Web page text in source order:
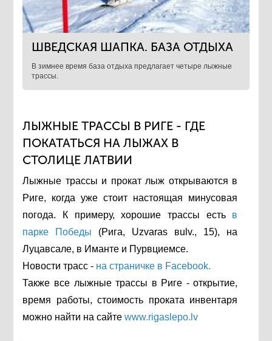
ШВЕДСКАЯ ШАПКА. БАЗА ОТДЫХА
В зимнее время база отдыха предлагает четыре лыжные
трассы.
ЛЫЖНЫЕ ТРАССЫ В РИГЕ - ГДЕ
ПОКАТАТЬСЯ НА ЛЫЖАХ В
СТОЛИЦЕ ЛАТВИИ
Лыжные трассы и прокат лыж открываются в
Риге, когда уже стоит настоящая минусовая
погода. К примеру, хорошие трассы есть в
парке Победы (Рига, Uzvaras вulv., 15), на
Луцавсале, в Иманте и Пурвциемсе.
Новости трасс - на страничке в Facebook.
Также все лыжные трассы в Риге - открытие,
время работы, стоимость проката инвентаря
можно найти на сайтеwww.rigaslepo.lv